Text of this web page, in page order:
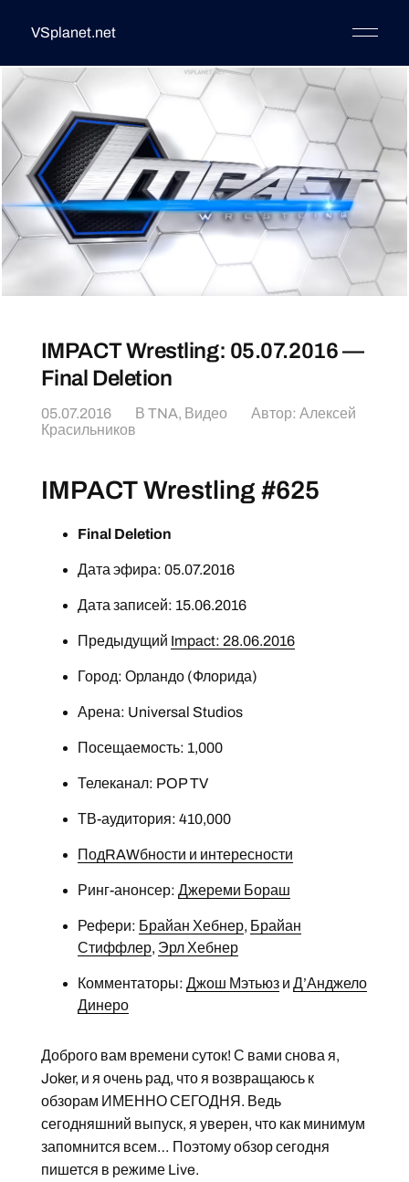
VSplanet.net
IMPACT Wrestling: 05.07.2016 —
Final Deletion
05.07.2016 В TNA, Видео Автор: Алексей
Красильников
IMPACT Wrestling #625
Final Deletion
Дата эфира: 05.07.2016
Дата записей: 15.06.2016
Предыдущий Impact: 28.06.2016
Город: Орландо (Флорида)
Арена: Universal Studios
Посещаемость: 1,000
Телеканал: POP TV
ТВ-аудитория: 410,000
ПодRAWбности и интересности
Ринг-анонсер: Джереми Бораш
Рефери: Брайан Хебнер, Брайан
Стиффлер, Эрл Хебнер
Комментаторы: Джош Мэтьюзи Д’Анджело
Динеро
Доброго вам времени суток! С вами снова я,
Joker, и я очень рад, что я возвращаюсь к
обзорам ИМЕННО СЕГОДНЯ. Ведь
сегодняшний выпуск, я уверен, что как минимум
запомнится всем… Поэтому обзор сегодня
пишется в режиме Live.